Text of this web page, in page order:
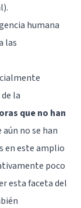
humana
las
la
que no han
aún no se han
en este amplio
poco
esta faceta del